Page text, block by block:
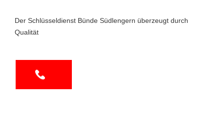
Der Schlüsseldienst Bünde Südlengern überzeugt durch
Qualität